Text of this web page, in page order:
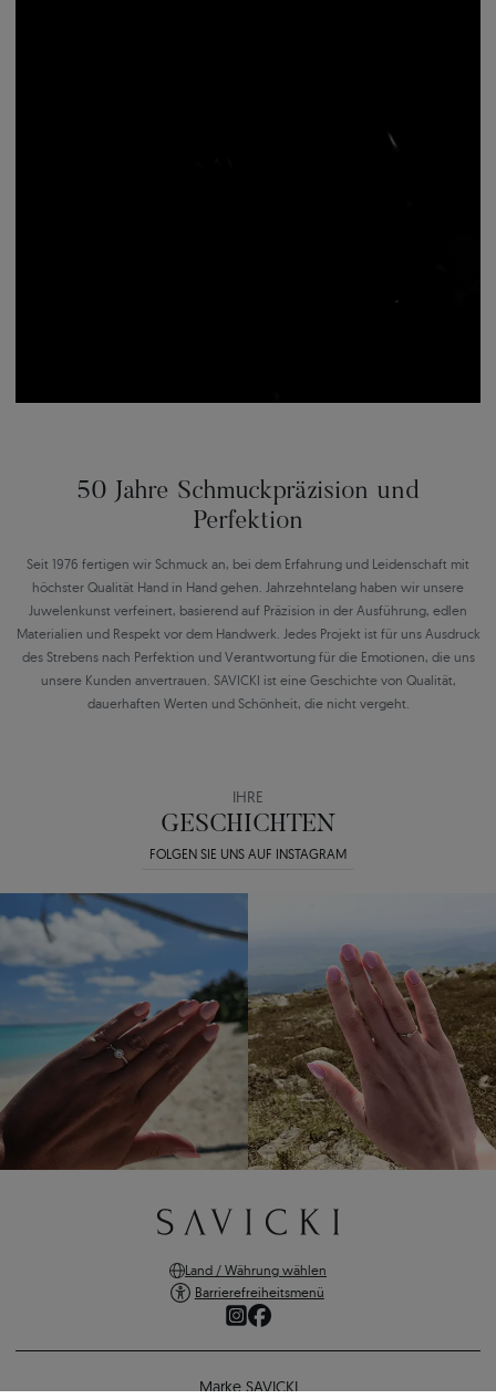
50 Jahre Schmuckpräzision und
Perfektion
Seit 1976 fertigen wir Schmuck an, bei dem Erfahrung und Leidenschaft mit
höchster Qualität Hand in Hand gehen. Jahrzehntelang haben wir unsere
Juwelenkunst verfeinert, basierend auf Präzision in der Ausführung, edlen
Materialien und Respekt vor dem Handwerk. Jedes Projekt ist für uns Ausdruck
des Strebens nach Perfektion und Verantwortung für die Emotionen, die uns
unsere Kunden anvertrauen. SAVICKI ist eine Geschichte von Qualität,
dauerhaften Werten und Schönheit, die nicht vergeht.
IHRE
GESCHICHTEN
FOLGEN SIE UNS AUF INSTAGRAM
Land / Währung wählen
Barrierefreiheitsmenü
Marke SAVICKI